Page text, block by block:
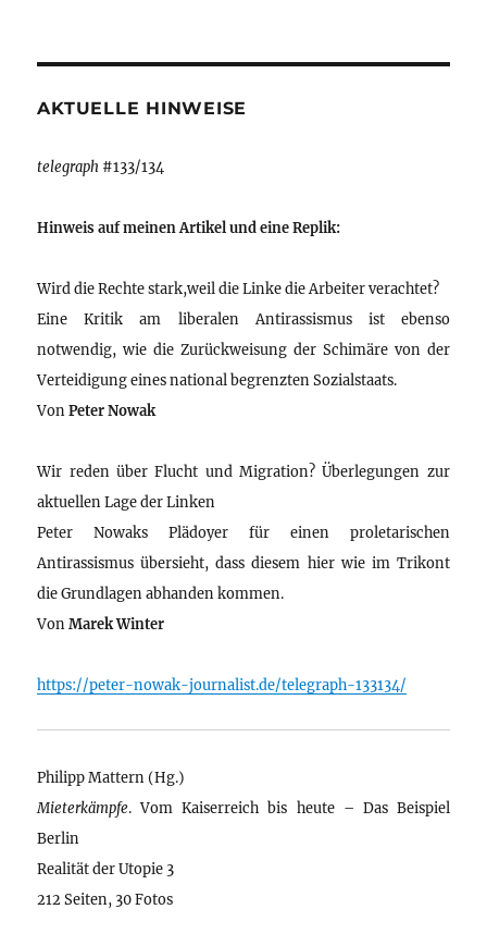
AKTUELLE HINWEISE
telegraph #133/134
Hinweis auf meinen Artikel und eine Replik:
Wird die Rechte stark,weil die Linke die Arbeiter verachtet?
Eine Kritik am liberalen Antirassismus ist ebenso
notwendig, wie die Zurückweisung der Schimäre von der
Verteidigung eines national begrenzten Sozialstaats.
VonPeter Nowak
Wir reden über Flucht und Migration? Überlegungen zur
aktuellen Lage der Linken
Peter Nowaks Plädoyer für einen proletarischen
Antirassismus übersieht, dass diesem hier wie im Trikont
die Grundlagen abhanden kommen.
VonMarek Winter
https://peter-nowak-journalist.de/telegraph-133134/
Philipp Mattern (Hg.)
Mieterkämpfe. Vom Kaiserreich bis heute – Das Beispiel
Berlin
Realität der Utopie 3
212 Seiten, 30 Fotos